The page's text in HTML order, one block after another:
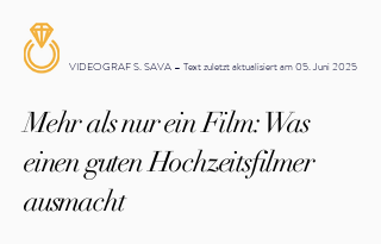
VIDEOGRAF S. SAVA – Text zuletzt aktualisiert am 05. Juni 2025
Mehr als nur ein Film: Was
einen guten Hochzeitsfilmer
ausmacht